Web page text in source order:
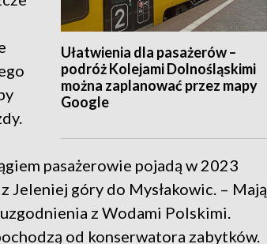
Ułatwienia dla pasażerów –
podróż Kolejami Dolnośląskimi
można zaplanować przez mapy
Google
pasażerowie pojadą w 2023
góry do Mysłakowic. – Mają
z Wodami Polskimi.
od konserwatora zabytków.